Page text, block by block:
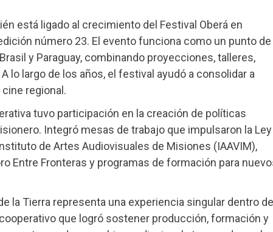
está ligado al crecimiento del Festival Oberá en
número 23. El evento funciona como un punto de
y Paraguay, combinando proyecciones, talleres,
lo largo de los años, el festival ayudó a consolidar a
regional.
tuvo participación en la creación de políticas
Integró mesas de trabajo que impulsaron la Ley
de Artes Audiovisuales de Misiones (IAAVIM),
Entre Fronteras y programas de formación para
la Tierra representa una experiencia singular dentro
que logró sostener producción, formación y